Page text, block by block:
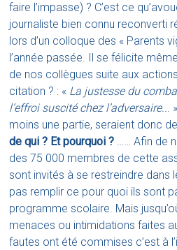
faire l’impasse) ? C’est ce
journaliste bien connu reconverti
lors d’un colloque des « Parents
l’année passée. Il se félicite
de nos collègues suite aux
citation ? : « La justesse du
l’effroi suscité chez l’adversaire...
moins une partie, seraient donc
de qui ? Et pourquoi ? …… Afin de
des 75 000 membres de cette
sont invités à se restreindre dans
pas remplir ce pour quoi ils sont
programme scolaire. Mais
menaces ou intimidations faites
fautes ont été commises c’est à